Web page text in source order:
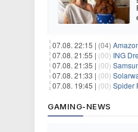
07.08. 22:15 | (04)
07.08. 21:55 | (00) ING
07.08. 21:35 | (00)
07.08. 21:33 | (00)
07.08. 19:45 | (00) Spider
GAMING-NEWS